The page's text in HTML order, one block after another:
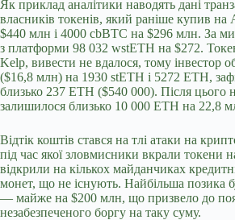
Як приклад аналітики наводять дані
власників токенів, який раніше купив
$440 млн і 4000 cbBTC на $296 млн. За
з платформи 98 032 wstETH на $272.
Kelp, вивести не вдалося, тому інвестор
($16,8 млн) на 1930 stETH і 5272 ETH,
близько 237 ETH ($540 000). Після цього
залишилося близько 10 000 ETH на 22,8
Відтік коштів стався на тлі атаки на
під час якої зловмисники вкрали токени
відкрили на кількох майданчиках кредитні
монет, що не існують. Найбільша позика
— майже на $200 млн, що призвело до
незабезпеченого боргу на таку суму.